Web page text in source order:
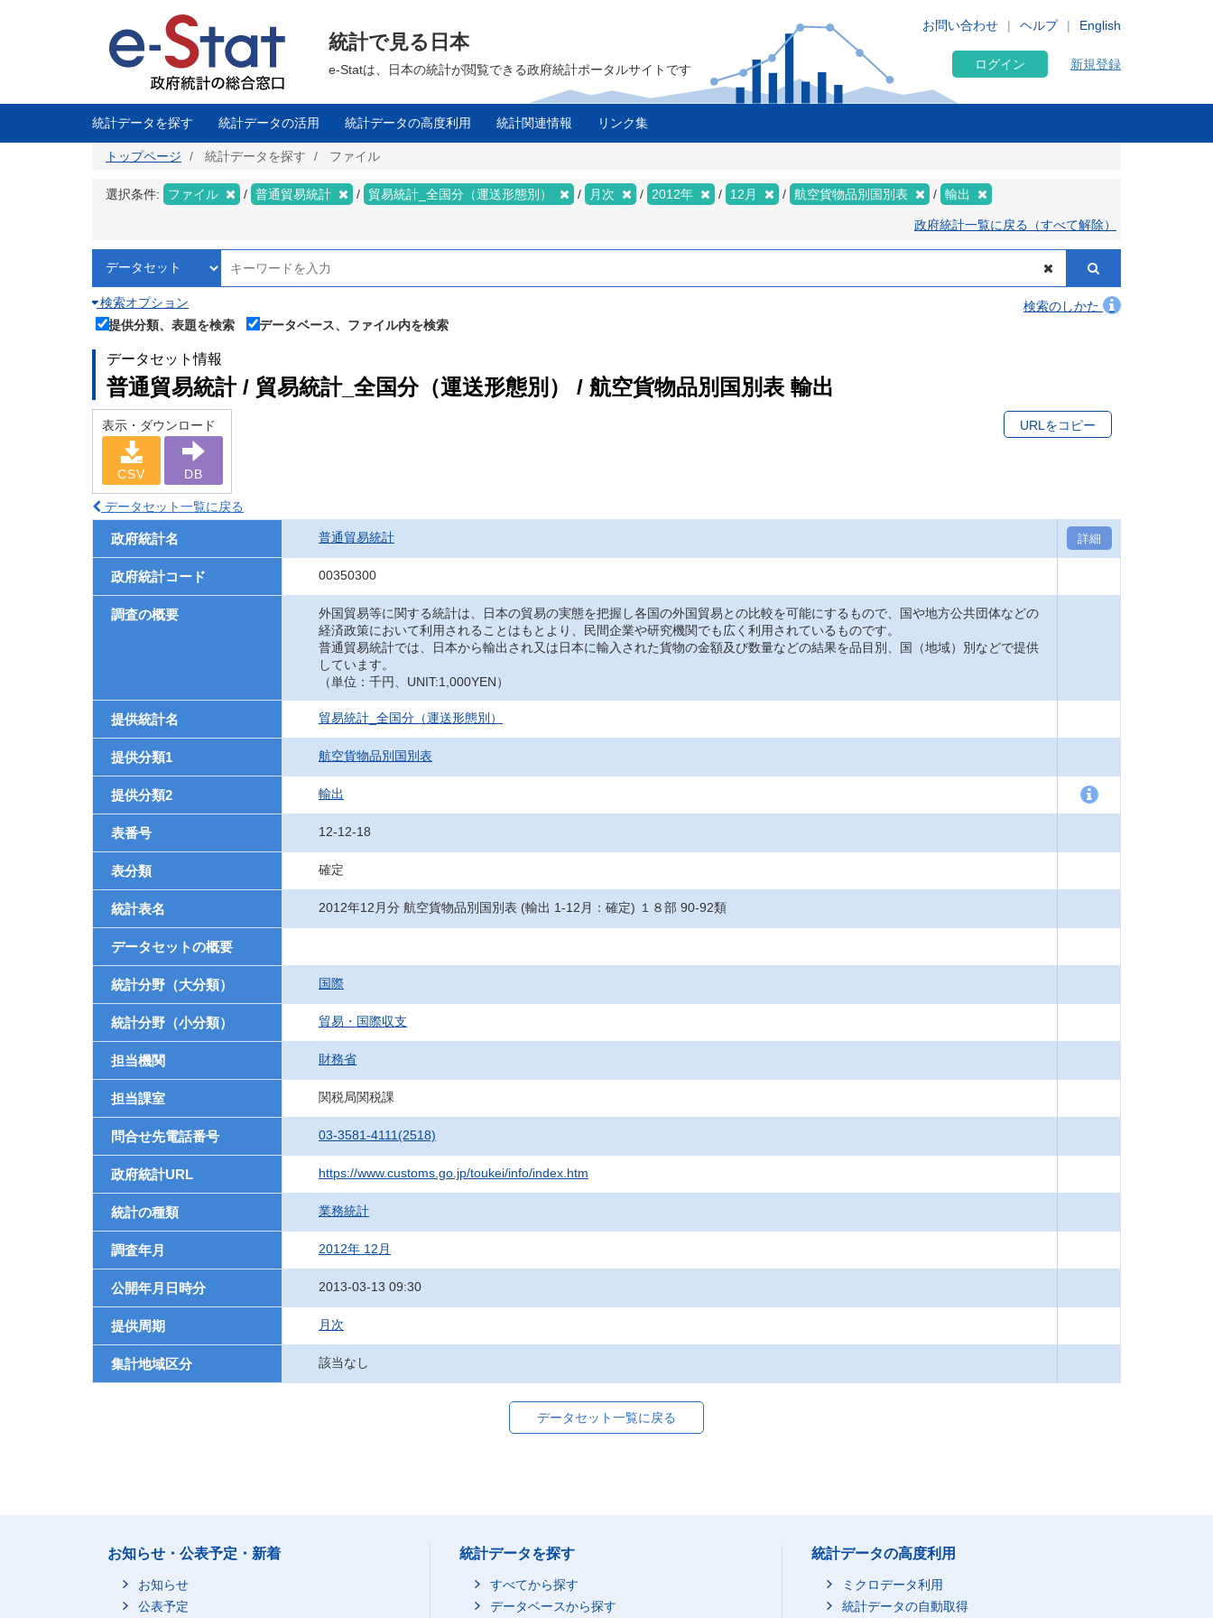
に
English
お問い合わせ ヘルプ
統計で見る日本
e-Statは、日本の統計が閲覧できる政府統計ポータルサイトです ログイン 新規登録
統計データを探す 統計データの活用 統計データの高度利用 統計関連情報 リンク集
トップページ 統計データを探す ファイル
選択条件: ファイル 普通貿易統計 貿易統計_全国分（運送形態別） 月次 2012年 12月 航空貨物品別国別表 輸出
政府統計一覧に戻る（すべて解除）
検索オプション
検索のしかた
提供分類、表題を検索
データベース、ファイル内を検索
データセット情報
普通貿易統計 / 貿易統計_全国分（運送形態別） / 航空貨物品別国別表 輸出
表示・ダウンロード
CSV DB
URLをコピー
データセット一覧に戻る
政府統計名 普通貿易統計 詳細
政府統計コード 00350300
調査の概要
外国貿易等に関する統計は、日本の貿易の実態を把握し各国の外国貿易との比較を可能にするもので、国や地方公共団体などの
経済政策において利用されることはもとより、民間企業や研究機関でも広く利用されているものです。
普通貿易統計では、日本から輸出され又は日本に輸入された貨物の金額及び数量などの結果を品目別、国（地域）別などで提供
しています。
（単位：千円、UNIT:1,000YEN）
提供統計名 貿易統計_全国分（運送形態別）
提供分類1 航空貨物品別国別表
提供分類2 輸出
表番号 12-12-18
表分類 確定
統計表名 2012年12月分 航空貨物品別国別表 (輸出 1-12月：確定) １８部 90-92類
データセットの概要
統計分野（大分類） 国際
統計分野（小分類） 貿易・国際収支
担当機関 財務省
担当課室 関税局関税課
問合せ先電話番号 03-3581-4111(2518)
政府統計URL https://www.customs.go.jp/toukei/info/index.htm
統計の種類 業務統計
調査年月 2012年 12月
公開年月日時分 2013-03-13 09:30
提供周期 月次
集計地域区分 該当なし
データセット一覧に戻る
お知らせ・公表予定・新着
お知らせ
公表予定
統計データを探す
すべてから探す
データベースから探す
統計データの高度利用
ミクロデータ利用
統計データの自動取得